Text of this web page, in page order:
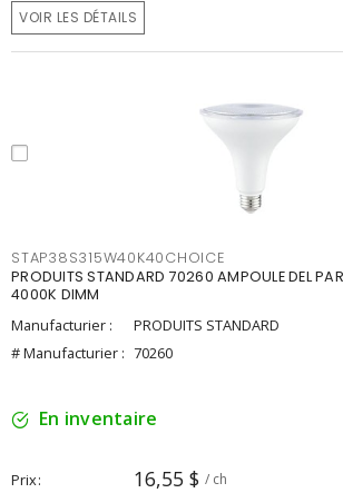
VOIR LES DÉTAILS
STAP38S315W40K40CHOICE
PRODUITS STANDARD 70260 AMPOULE DEL
4000K DIMM
Manufacturier :
PRODUITS STANDARD
# Manufacturier : 70260
En inventaire
Prix 16,55 $ / ch